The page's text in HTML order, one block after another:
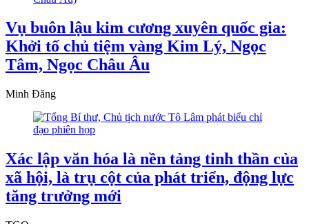
Vụ buôn lậu kim cương xuyên quốc gia:
Khởi tố chủ tiệm vàng Kim Lý, Ngọc
Tâm, Ngọc Châu Âu
Minh Đăng
Xác lập văn hóa là nền tảng tinh thần của
xã hội, là trụ cột của phát triển, động lực
tăng trưởng mới